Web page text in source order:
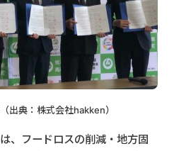
出典：株式会社hakken）
、フードロスの削減・地⽅固